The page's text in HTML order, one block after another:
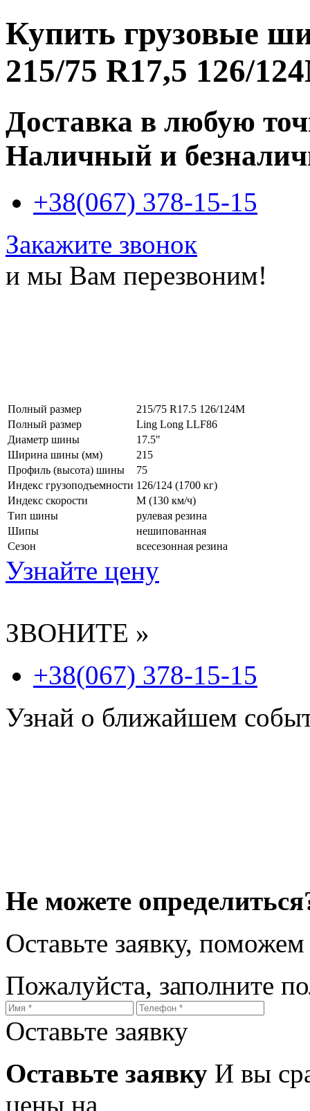
Купить грузовые
215/75 R17,5 126/
Доставка в любую
Наличный и
+38(067) 378-15-15
Закажите звонок
и мы Вам перезвоним!
Полный размер
215/75 R17.5 126/124M
Полный размер
Ling Long LLF86
Диаметр шины
17.5"
Ширина шины (мм)
215
Профиль (высота) шины
75
Индекс грузоподъемности 126/124 (1700 кг)
Индекс скорости
M (130 км/ч)
Тип шины
рулевая резина
Шипы
нешипованная
Сезон
всесезонная резина
Узнайте цену
ЗВОНИТЕ »
+38(067) 378-15-15
Узнай о ближайшем
Не можете
Оставьте заявку,
Пожалуйста, заполните
Оставьте заявку
Оставьте заявку И вы
цены на